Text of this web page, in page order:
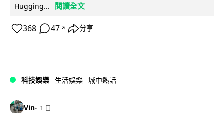
Hugging...
閱讀全文
368 47 ↗ 分享
科技娛樂 生活娛樂 城中熱話
Vin 1 日